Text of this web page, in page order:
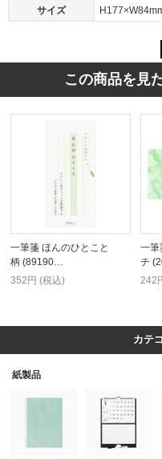
サイズ
この商品を見
一筆箋 ほんのひとこと
柄 (89190…
352円 (税込)
一筆
チ
242
カテ
紙製品